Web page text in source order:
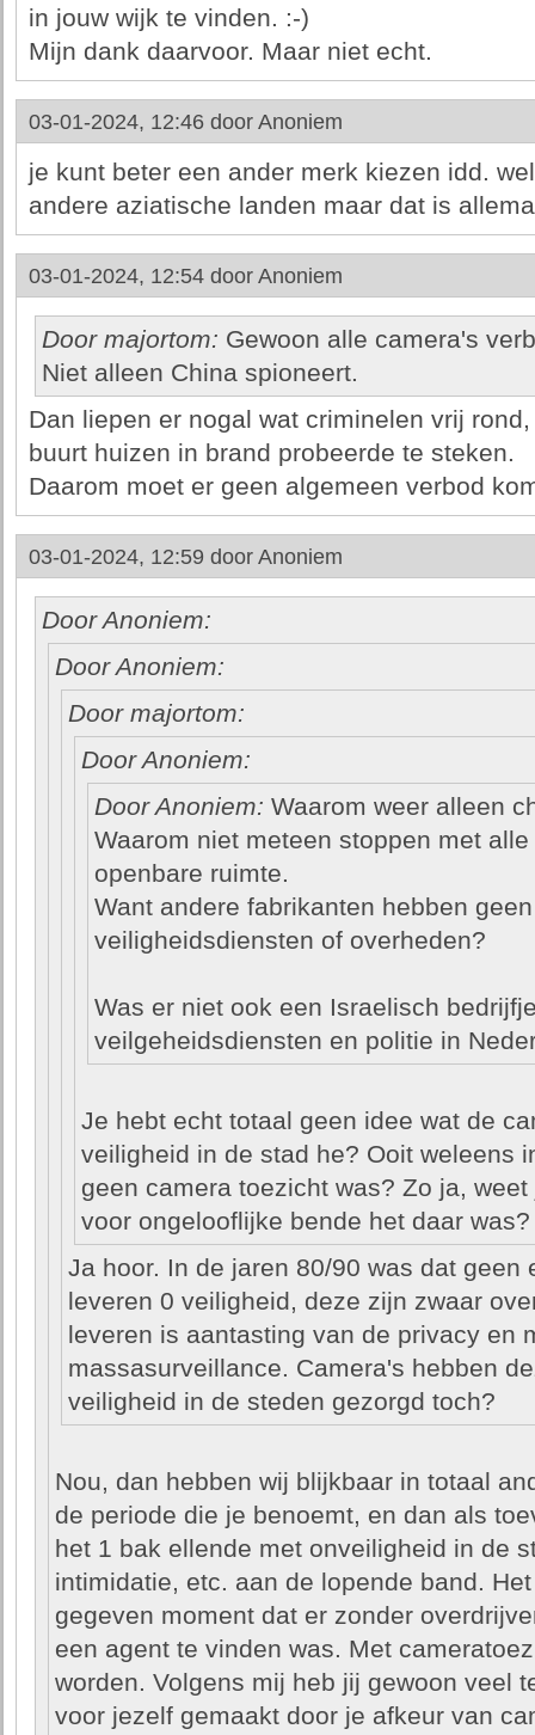
in jouw wijk te vinden. :-)
Mijn dank daarvoor. Maar niet echt.
03-01-2024, 12:46 door Anoniem
je kunt beter een ander merk kiezen idd.
andere aziatische landen maar dat is
03-01-2024, 12:54 door Anoniem
Door majortom: Gewoon alle camera's
Niet alleen China spioneert.
Dan liepen er nogal wat criminelen vrij
buurt huizen in brand probeerde te steken.
Daarom moet er geen algemeen verbod
03-01-2024, 12:59 door Anoniem
Door Anoniem:
Door Anoniem:
Door majortom:
Door Anoniem:
Door Anoniem: Waarom weer alleen
Waarom niet meteen stoppen met
openbare ruimte.
Want andere fabrikanten hebben
veiligheidsdiensten of overheden?
Was er niet ook een Israelisch
veilgeheidsdiensten en politie in
Je hebt echt totaal geen idee wat de
veiligheid in de stad he? Ooit weleens
geen camera toezicht was? Zo ja,
voor ongelooflijke bende het daar was?
Ja hoor. In de jaren 80/90 was dat geen
leveren 0 veiligheid, deze zijn zwaar
leveren is aantasting van de privacy en
massasurveillance. Camera's hebben
veiligheid in de steden gezorgd toch?
Nou, dan hebben wij blijkbaar in totaal
de periode die je benoemt, en dan als
het 1 bak ellende met onveiligheid in de
intimidatie, etc. aan de lopende band.
gegeven moment dat er zonder
een agent te vinden was. Met
worden. Volgens mij heb jij gewoon veel
voor jezelf gemaakt door je afkeur van